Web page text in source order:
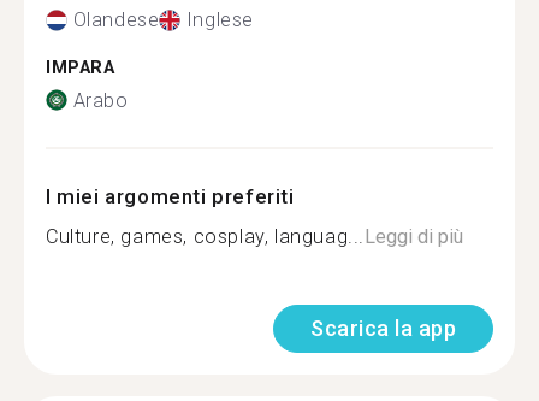
Olandese Inglese
IMPARA
Arabo
I miei argomenti preferiti
Culture, games, cosplay, languag... Leggi di più
Scarica la app